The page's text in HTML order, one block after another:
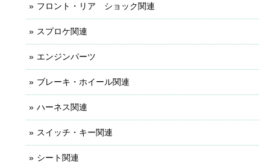
フロント・リア ショック関連
スプロケ関連
エンジンパーツ
ブレーキ・ホイール関連
ハーネス関連
スイッチ・キー関連
シート関連